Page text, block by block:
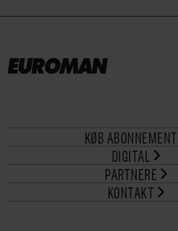
KØB ABONNEMENT
DIGITAL
PARTNERE
KONTAKT